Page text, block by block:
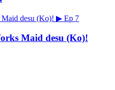
▶ Ep 7
Maid desu (Ko)!